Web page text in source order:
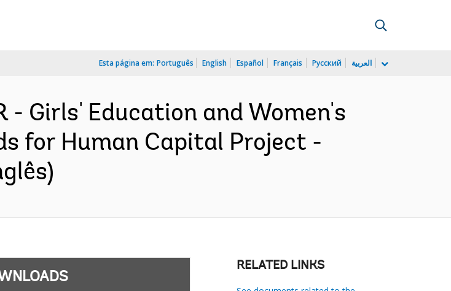
Esta página em: Português English Español Français Русский العربية
- Girls' Education and Women's
for Human Capital Project -
RELATED LINKS